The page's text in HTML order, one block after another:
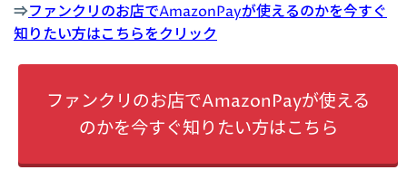
⇒ファンクリのお店でAmazonPayが使えるのかを今すぐ
知りたい方はこちらをクリック
ファンクリのお店でAmazonPayが使える
のかを今すぐ知りたい方はこちら